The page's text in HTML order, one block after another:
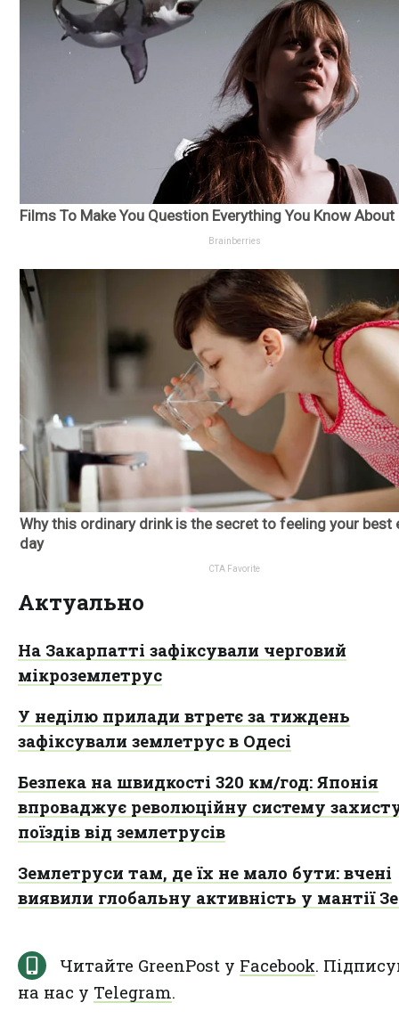
Актуально
На Закарпатті зафіксували черговий
мікроземлетрус
У неділю прилади втретє за тиждень
зафіксували землетрус в Одесі
Безпека на швидкості 320 км/год: Японія
впроваджує революційну систему
поїздів від землетрусів
Землетруси там, де їх не мало бути: вчені
виявили глобальну активність у мантії
Читайте GreenPost у Facebook.
на нас у Telegram.